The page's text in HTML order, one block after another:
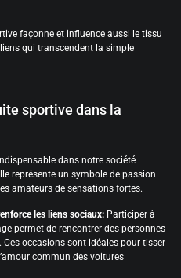
façonne et influence aussi le tissu
qui transcendent la simple
sportive dans la
dans notre société
représente un symbole de passion
amateurs de sensations fortes.
les liens sociaux: Participer à
permet de rencontrer des personnes
occasions sont idéales pour tisser
commun des voitures